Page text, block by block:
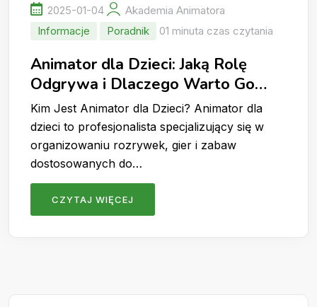
2025-01-04
Akademia Animatora
Informacje
Poradnik 01 minuta czas czytania
Animator dla Dzieci: Jaką Rolę
Odgrywa i Dlaczego Warto Go
Wynająć?
Kim Jest Animator dla Dzieci? Animator dla
dzieci to profesjonalista specjalizujący się w
organizowaniu rozrywek, gier i zabaw
dostosowanych do…
CZYTAJ WIĘCEJ